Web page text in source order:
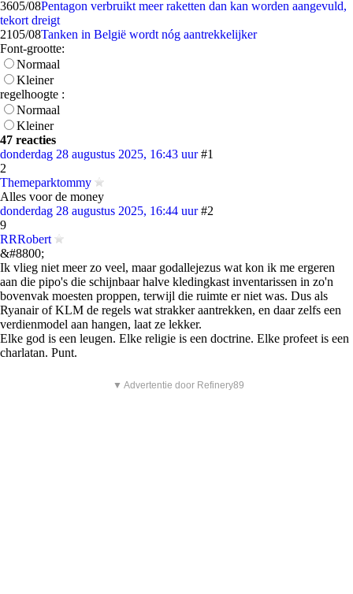
3605/08Pentagon verbruikt meer raketten dan kan worden aangevuld,
tekort dreigt
2105/08Tanken in België wordt nóg aantrekkelijker
Font-grootte:
Normaal
Kleiner
regelhoogte :
Normaal
Kleiner
47 reacties
donderdag 28 augustus 2025, 16:43 uur #1
2
Themeparktommy
Alles voor de money
donderdag 28 augustus 2025, 16:44 uur #2
9
RRRobert
&#8800;
Ik vlieg niet meer zo veel, maar godallejezus wat kon ik me ergeren
aan die pipo's die schijnbaar halve kledingkast inventarissen in zo'n
bovenvak moesten proppen, terwijl die ruimte er niet was. Dus als
Ryanair of KLM de regels wat strakker aantrekken, en daar zelfs een
verdienmodel aan hangen, laat ze lekker.
Elke god is een leugen. Elke religie is een doctrine. Elke profeet is een
charlatan. Punt.
▼ Advertentie door Refinery89